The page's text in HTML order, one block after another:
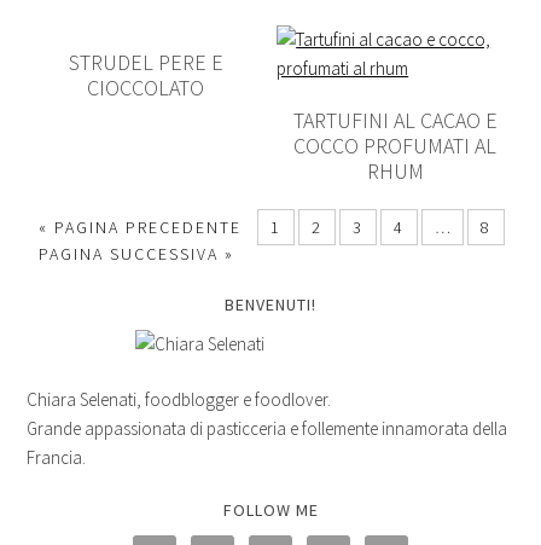
STRUDEL PERE E
CIOCCOLATO
TARTUFINI AL CACAO E
COCCO PROFUMATI AL
RHUM
« PAGINA PRECEDENTE 1 2 3 4 …
8
PAGINA SUCCESSIVA »
BENVENUTI!
Chiara Selenati, foodblogger e foodlover.
Grande appassionata di pasticceria e follemente innamorata della
Francia.
FOLLOW ME